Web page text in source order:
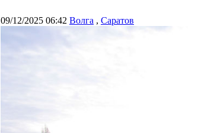
09/12/2025 06:42 Волга , Саратов